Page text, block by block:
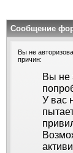
Сообщение
Вы не
причин:
Вы не
У вас